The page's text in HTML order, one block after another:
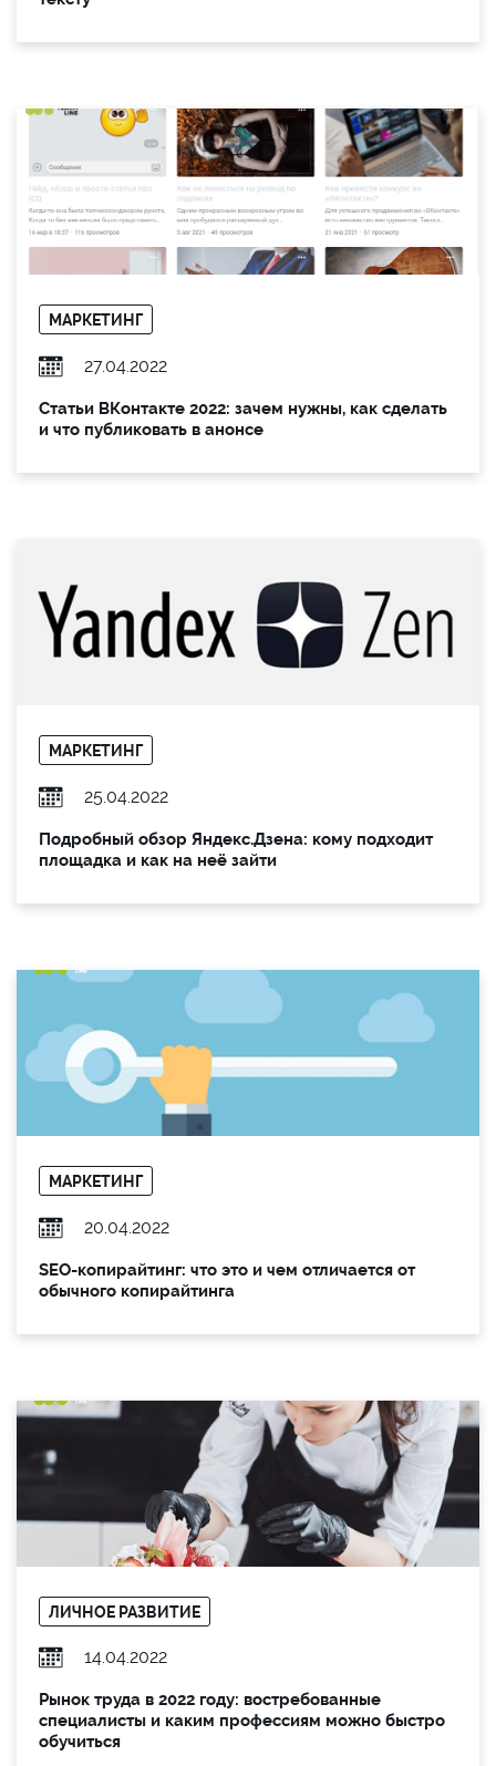
МАРКЕТИНГ
27.04.2022
Статьи ВКонтакте 2022: зачем нужны, как сделать
и что публиковать в анонсе
МАРКЕТИНГ
25.04.2022
Подробный обзор Яндекс.Дзена: кому подходит
площадка и как на неё зайти
МАРКЕТИНГ
20.04.2022
SEO-копирайтинг: что это и чем отличается от
обычного копирайтинга
ЛИЧНОЕ РАЗВИТИЕ
14.04.2022
Рынок труда в 2022 году: востребованные
специалисты и каким профессиям можно быстро
обучиться